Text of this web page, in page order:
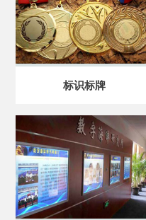
标识标牌